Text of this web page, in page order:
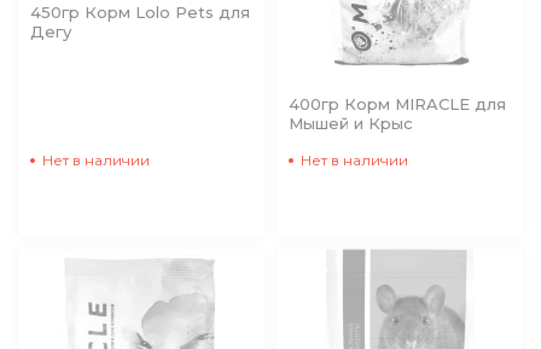
450гр Корм Lolo Pets для
Дегу
Нет в наличии
400гр Корм MIRACLE для
Мышей и Крыс
Нет в наличии